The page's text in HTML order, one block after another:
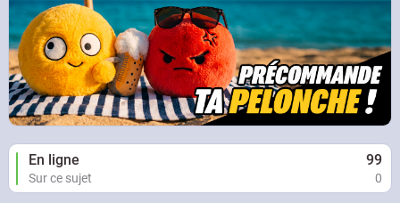
En ligne 99
Sur ce sujet 0